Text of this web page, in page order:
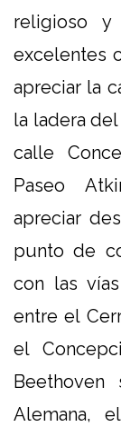
religioso
excelentes
apreciar la
la ladera
calle
Paseo
apreciar
punto de
con las
entre el
el
Alemana,